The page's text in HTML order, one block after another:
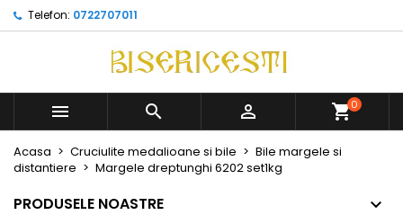
Telefon: 0722707011
   0
Acasa Cruciulite medalioane si bile
Bile margele si
distantiere
Margele dreptunghi 6202 set1kg
PRODUSELE NOASTRE